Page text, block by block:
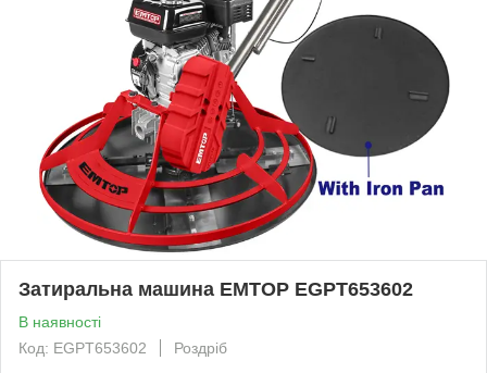
Затиральна машина EMTOP EGPT653602
В наявності
Код: EGPT653602
Роздріб